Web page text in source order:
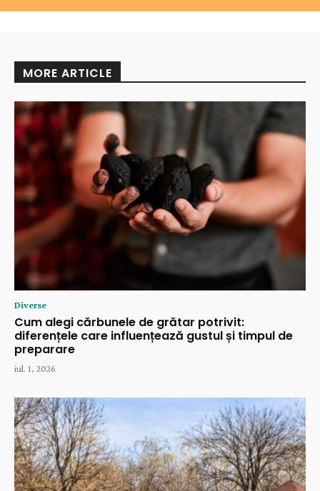
MORE ARTICLE
Diverse
Cum alegi cărbunele de grătar potrivit:
diferențele care influențează gustul și timpul de
preparare
iul. 1, 2026